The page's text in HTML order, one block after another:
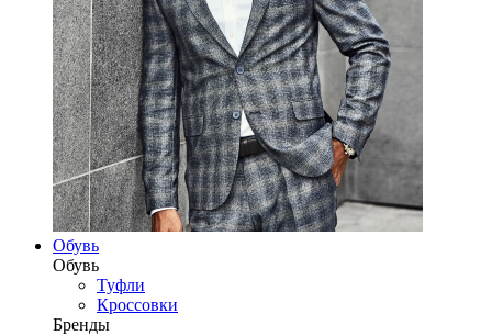
Обувь
Обувь
Туфли
Кроссовки
Бренды